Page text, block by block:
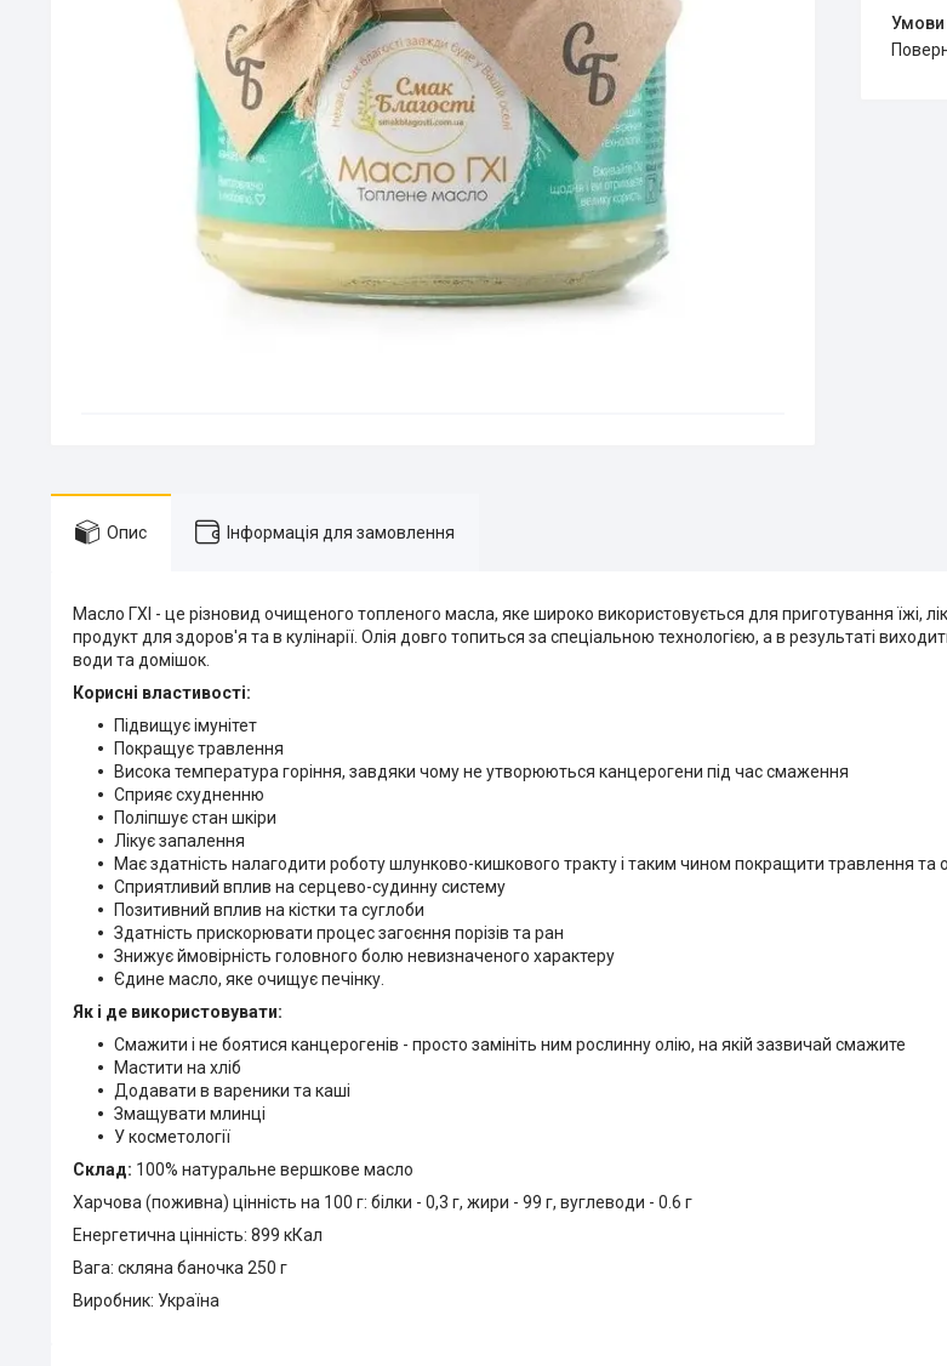
Опис Інформація для замовлення
Масло ГХІ - це різновид очищеного топленого масла, яке широко використовується для приготування їжі,
продукт для здоров'я та в кулінарії. Олія довго топиться за спеціальною технологією, а в результаті
води та домішок.
Корисні властивості:
Підвищує імунітет
Покращує травлення
Висока температура горіння, завдяки чому не утворюються канцерогени під час смаження
Сприяє схудненню
Поліпшує стан шкіри
Лікує запалення
Має здатність налагодити роботу шлунково-кишкового тракту і таким чином покращити травлення та
Сприятливий вплив на серцево-судинну систему
Позитивний вплив на кістки та суглоби
Здатність прискорювати процес загоєння порізів та ран
Знижує ймовірність головного болю невизначеного характеру
Єдине масло, яке очищує печінку.
Як і де використовувати:
Смажити і не боятися канцерогенів - просто замініть ним рослинну олію, на якій зазвичай смажите
Мастити на хліб
Додавати в вареники та каші
Змащувати млинці
У косметології
Склад: 100% натуральне вершкове масло
Харчова (поживна) цінність на 100 г: білки - 0,3 г, жири - 99 г, вуглеводи - 0.6 г
Енергетична цінність: 899 кКал
Вага: скляна баночка 250 г
Виробник: Україна